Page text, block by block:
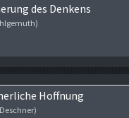
des Denkens
Hoffnung